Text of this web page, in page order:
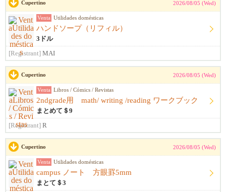
Cupertino 2026/08/05 (Wed)
Venta Utilidades domésticas
ハンドソープ（リフィル）
3ドル
[Registrant] MAI
Cupertino 2026/08/05 (Wed)
Venta Libros / Cómics / Revistas
2ndgrade用 math/ writing /reading ワークブック
まとめて＄9
[Registrant] R
Cupertino 2026/08/05 (Wed)
Venta Utilidades domésticas
campus ノート 方眼罫5mm
まとて＄3